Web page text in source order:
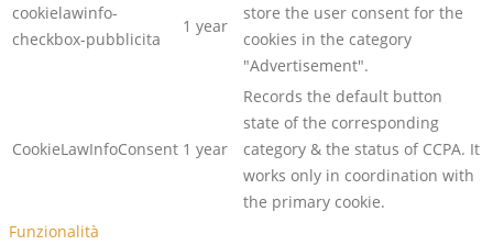
cookielawinfo-
checkbox-pubblicita
1 year
store the user consent for the
cookies in the category
"Advertisement".
CookieLawInfoConsent 1 year
Records the default button
state of the corresponding
category & the status of CCPA. It
works only in coordination with
the primary cookie.
Funzionalità